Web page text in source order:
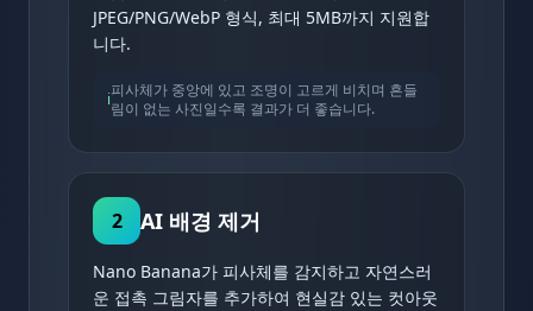
JPEG/PNG/WebP 형식, 최대 5MB까지 지원합
니다.
ℹ️피사체가 중앙에 있고 조명이 고르게 비치며 흔들
림이 없는 사진일수록 결과가 더 좋습니다.
2 AI 배경 제거
Nano Banana가 피사체를 감지하고 자연스러
운 접촉 그림자를 추가하여 현실감 있는 컷아웃